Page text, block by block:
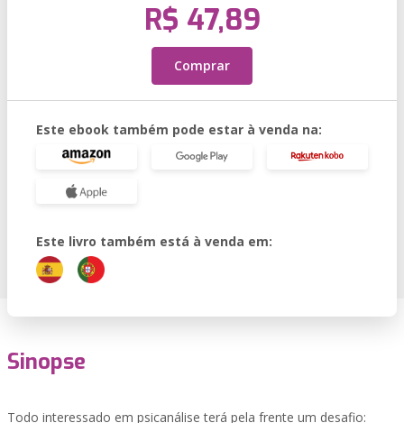
R$ 47,89
Comprar
Este ebook também pode estar à venda na:
Este livro também está à venda em:
Sinopse
Todo interessado em psicanálise terá pela frente um desafio: